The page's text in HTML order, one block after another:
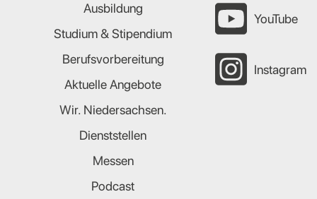
Ausbildung
Studium & Stipendium
Berufsvorbereitung
Aktuelle Angebote
Wir. Niedersachsen.
Dienststellen
Messen
Podcast
YouTube
Instagram